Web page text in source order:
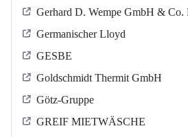
Gerhard D. Wempe GmbH & Co.
Germanischer Lloyd
GESBE
Goldschmidt Thermit GmbH
Götz-Gruppe
GREIF MIETWÄSCHE